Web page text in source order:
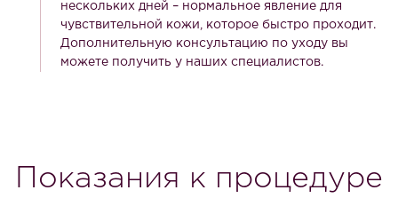
нескольких дней – нормальное явление для
чувствительной кожи, которое быстро проходит.
Дополнительную консультацию по уходу вы
можете получить у наших специалистов.
Показания к процедуре